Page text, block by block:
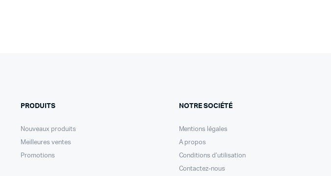
PRODUITS
Nouveaux produits
Meilleures ventes
Promotions
NOTRE SOCIÉTÉ
Mentions légales
A propos
Conditions d’utilisation
Contactez-nous